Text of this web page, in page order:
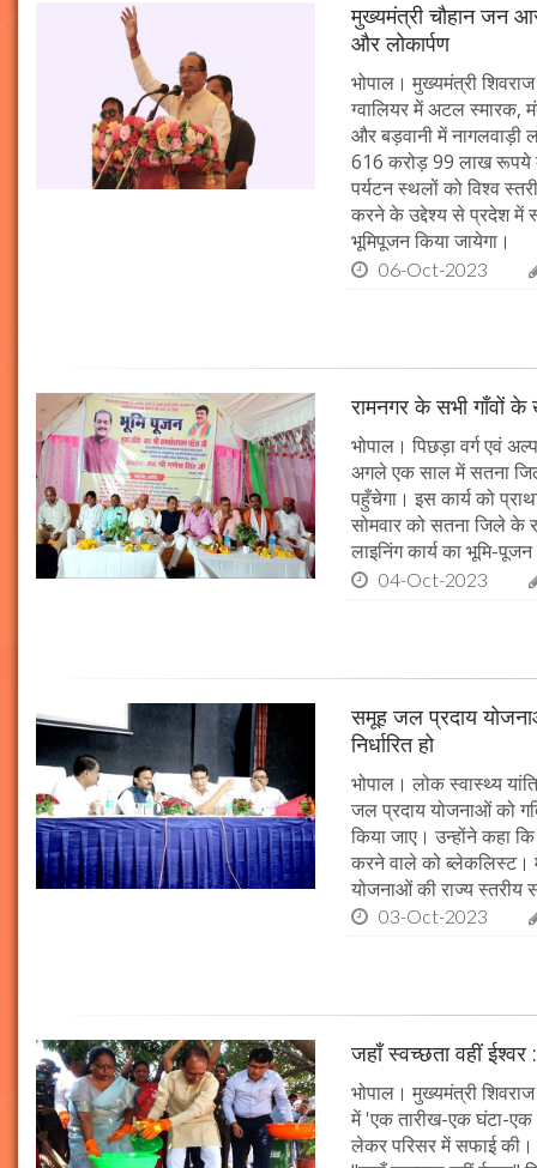
मुख्यमंत्री चौहान जन
और लोकार्पण
भोपाल। मुख्यमंत्री
ग्वालियर में अटल स्मारक,
और बड़वानी में
616 करोड़ 99 लाख रूपये
पर्यटन स्थलों को विश्व
करने के उद्देश्य से प्रदेश में
भूमिपूजन किया जायेगा।
06-Oct-2023
रामनगर के सभी गाँवों
भोपाल। पिछड़ा वर्ग एवं
अगले एक साल में सतना
पहुँचेगा। इस कार्य को
सोमवार को सतना जिले के
लाइनिंग कार्य का भूमि-
04-Oct-2023
समूह जल प्रदाय
निर्धारित हो
भोपाल। लोक स्वास्थ्य
जल प्रदाय योजनाओं को
किया जाए। उन्होंने कहा
करने वाले को ब्लेकलिस्ट।
योजनाओं की राज्य स्तरीय
03-Oct-2023
जहाँ स्वच्छता वहीं ईश्वर
भोपाल। मुख्यमंत्री
में 'एक तारीख-एक घंटा-एक
लेकर परिसर में सफाई की।